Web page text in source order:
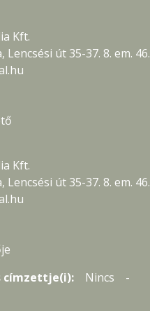
Kft.
Lencsési út 35-37. 8. em. 46.
Kft.
Lencsési út 35-37. 8. em. 46.
címzettje(i):
Nincs -